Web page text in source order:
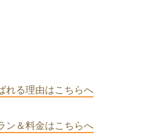
れる理由はこちらへ
ン＆料金はこちらへ